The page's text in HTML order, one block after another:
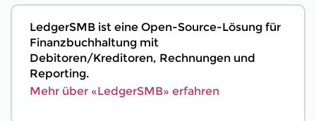
LedgerSMB ist eine Open-Source-Lösung für
Finanzbuchhaltung mit
Debitoren/Kreditoren, Rechnungen und
Reporting.
Mehr über «LedgerSMB» erfahren